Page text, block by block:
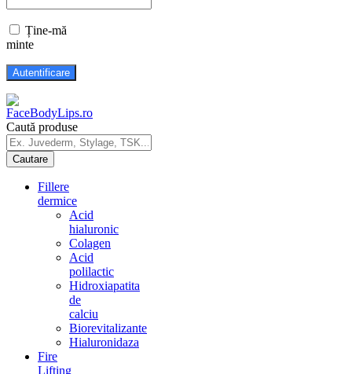
Ține-mă
minte
Caută produse
Fillere
dermice
Acid
hialuronic
Colagen
Acid
polilactic
Hidroxiapatita
de
calciu
Biorevitalizante
Hialuronidaza
Fire
Lifting